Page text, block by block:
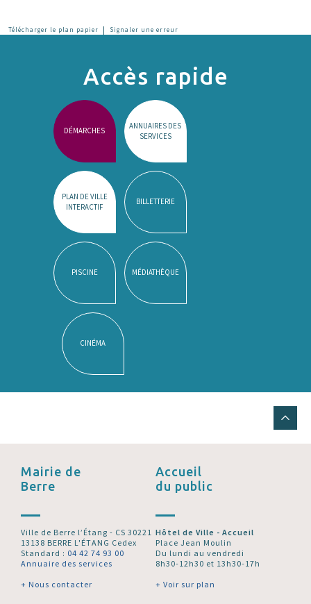
Télécharger le plan papier | Signaler une erreur
Accès rapide
DÉMARCHES
ANNUAIRES DES
SERVICES
PLAN DE VILLE
INTERACTIF
BILLETTERIE
PISCINE MÉDIATHÈQUE
CINÉMA
Mairie de
Berre
Ville de Berre l’Étang - CS 30221
13138 BERRE L'ÉTANG Cedex
Standard : 04 42 74 93 00
Annuaire des services
+ Nous contacter
Accueil
du public
Hôtel de Ville - Accueil
Place Jean Moulin
Du lundi au vendredi
8h30-12h30 et 13h30-17h
+ Voir sur plan